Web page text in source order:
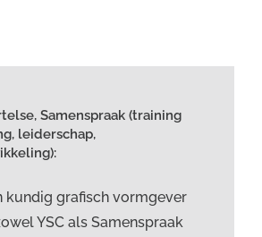
Samenspraak (training
leiderschap,
kundig grafisch vormgever
YSC als Samenspraak